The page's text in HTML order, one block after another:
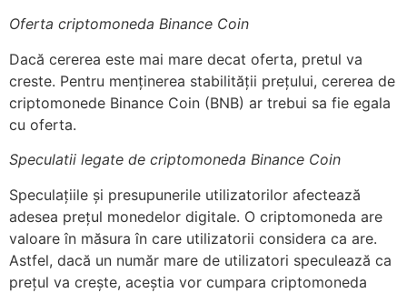
Oferta criptomoneda Binance Coin
Dacă cererea este mai mare decat oferta, pretul va
creste. Pentru menținerea stabilității prețului, cererea de
criptomonede Binance Coin (BNB) ar trebui sa fie egala
cu oferta.
Speculatii legate de criptomoneda Binance Coin
Speculațiile și presupunerile utilizatorilor afectează
adesea prețul monedelor digitale. O criptomoneda are
valoare în măsura în care utilizatorii considera ca are.
Astfel, dacă un număr mare de utilizatori speculează ca
prețul va crește, aceștia vor cumpara criptomoneda